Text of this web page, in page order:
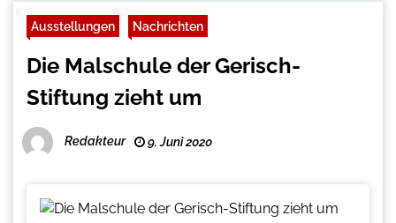
Ausstellungen Nachrichten
Die Malschule der Gerisch-
Stiftung zieht um
Redakteur 9. Juni 2020